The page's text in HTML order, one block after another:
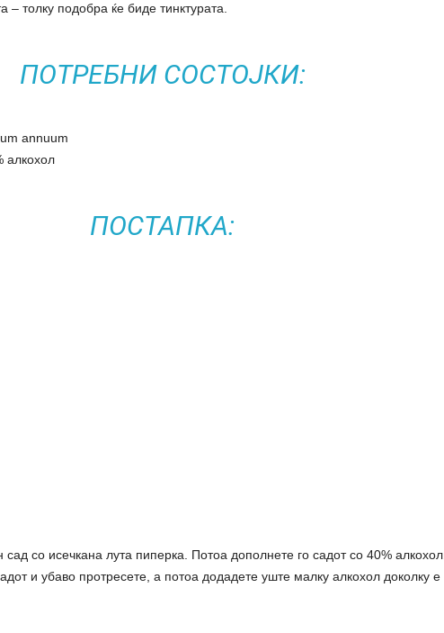
– толку подобра ќе биде тинктурата.
ПОТРЕБНИ СОСТОЈКИ:
annuum
алкохол
ПОСТАПКА:
со исечкана лута пиперка. Потоа дополнете го садот со 40% алкохол.
и убаво протресете, а потоа додадете уште малку алкохол доколку е